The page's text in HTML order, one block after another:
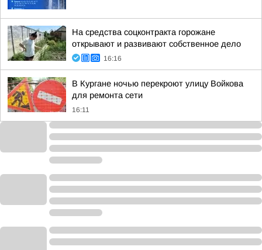
На средства соцконтракта горожане
открывают и развивают собственное дело
16:16
В Кургане ночью перекроют улицу Войкова
для ремонта сети
16:11